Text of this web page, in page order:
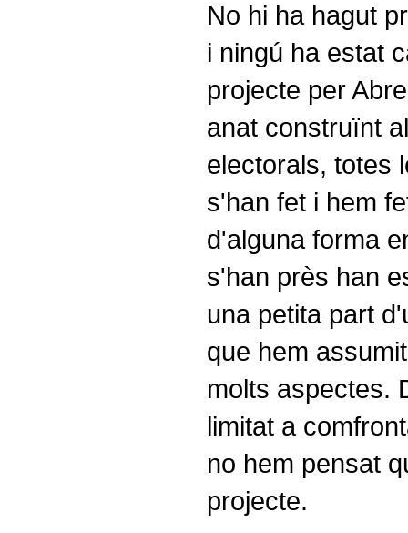
No hi ha hagut
i ningú ha estat
projecte per
anat construïnt
electorals, totes
s'han fet i hem
d'alguna forma
s'han près han
una petita part
que hem
molts aspectes.
limitat a
no hem pensat
projecte.